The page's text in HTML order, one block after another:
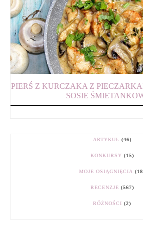
PIERŚ Z KURCZAKA Z
SOSIE
ARTYKUŁ (46)
KONKURSY (15)
MOJE OSIĄGNIĘCIA
RECENZJE (567)
RÓŻNOŚCI (2)